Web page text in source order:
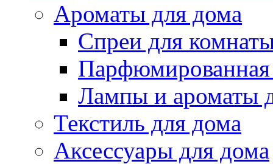
Ароматы для дома
Спреи для
Парфюмированная
Лампы и ароматы
Текстиль для дома
Аксессуары для дома